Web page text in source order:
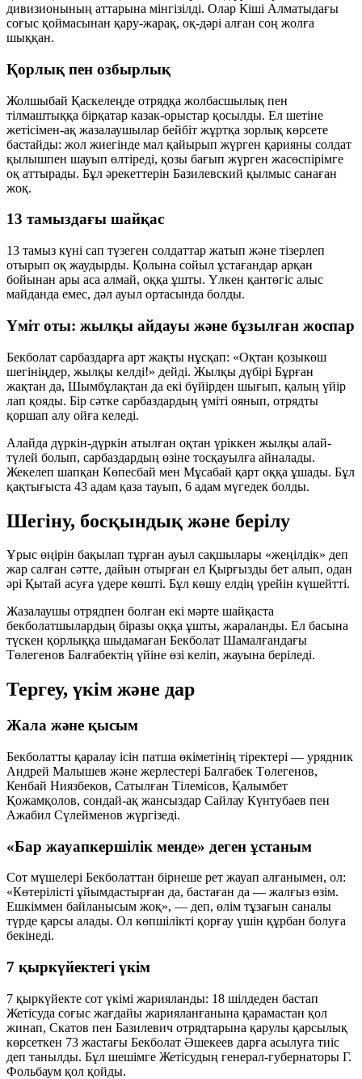
дивизионының аттарына мінгізілді. Олар Кіші Алматыдағы
соғыс қоймасынан қару-жарақ, оқ-дәрі алған соң жолға
шыққан.
Қорлық пен озбырлық
Жолшыбай Қаскелеңде отрядқа жолбасшылық пен
тілмаштыққа бірқатар казак-орыстар қосылды. Ел шетіне
жетісімен-ақ жазалаушылар бейбіт жұртқа зорлық көрсете
бастайды: жол жиегінде мал қайырып жүрген қарияны солдат
қылышпен шауып өлтіреді, қозы бағып жүрген жасөспірімге
оқ аттырады. Бұл әрекеттерін Базилевский қылмыс санаған
жоқ.
13 тамыздағы шайқас
13 тамыз күні сап түзеген солдаттар жатып және тізерлеп
отырып оқ жаудырды. Қолына сойыл ұстағандар арқан
бойынан ары аса алмай, оққа ұшты. Үлкен қантөгіс алыс
майданда емес, дәл ауыл ортасында болды.
Үміт оты: жылқы айдауы және бұзылған жоспар
Бекболат сарбаздарға арт жақты нұсқап: «Оқтан қозыкөш
шегініңдер, жылқы келді!» дейді. Жылқы дүбірі Бұрған
жақтан да, Шымбұлақтан да екі бүйірден шығып, қалың үйір
лап қояды. Бір сәтке сарбаздардың үміті оянып, отрядты
қоршап алу ойға келеді.
Алайда дүркін-дүркін атылған оқтан үріккен жылқы алай-
түлей болып, сарбаздардың өзіне тосқауылға айналады.
Жекелеп шапқан Көпесбай мен Мұсабай қарт оққа ұшады. Бұл
қақтығыста 43 адам қаза тауып, 6 адам мүгедек болды.
Шегіну, босқындық және берілу
Ұрыс өңірін бақылап тұрған ауыл сақшылары «жеңілдік» деп
жар салған сәтте, дайын отырған ел Қырғызды бет алып, одан
әрі Қытай асуға үдере көшті. Бұл көшу елдің үрейін күшейтті.
Жазалаушы отрядпен болған екі мәрте шайқаста
бекболатшылардың біразы оққа ұшты, жараланды. Ел басына
түскен қорлыққа шыдамаған Бекболат Шамалғандағы
Төлегенов Балғабектің үйіне өзі келіп, жауына беріледі.
Тергеу, үкім және дар
Жала және қысым
Бекболатты қаралау ісін патша өкіметінің тіректері — урядник
Андрей Малышев және жерлестері Балғабек Төлегенов,
Кенбай Ниязбеков, Сатылған Тілемісов, Қалымбет
Қожамқолов, сондай-ақ жансыздар Сайлау Күнтубаев пен
Ажабил Сүлейменов жүргізеді.
«Бар жауапкершілік менде» деген ұстаным
Сот мүшелері Бекболаттан бірнеше рет жауап алғанымен, ол:
«Көтерілісті ұйымдастырған да, бастаған да — жалғыз өзім.
Ешкіммен байланысым жоқ», — деп, өлім тұзағын саналы
түрде қарсы алады. Ол көпшілікті қорғау үшін құрбан болуға
бекінеді.
7 қыркүйектегі үкім
7 қыркүйекте сот үкімі жарияланды: 18 шілдеден бастап
Жетісуда соғыс жағдайы жарияланғанына қарамастан қол
жинап, Скатов пен Базилевич отрядтарына қарулы қарсылық
көрсеткен 73 жастағы Бекболат Әшекеев дарға асылуға тиіс
деп танылды. Бұл шешімге Жетісудың генерал-губернаторы Г.
Фольбаум қол қойды.